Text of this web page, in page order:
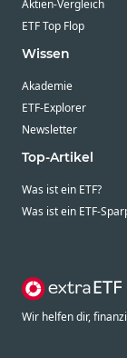
Aktien-Vergleich
ETF Top Flop
Wissen
Akademie
ETF-Explorer
Newsletter
Top-Artikel
Was ist ein ETF?
Was ist ein ETF-
Wir helfen dir,